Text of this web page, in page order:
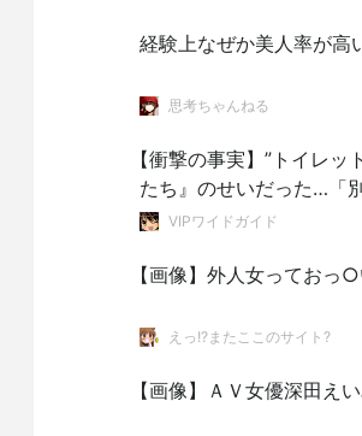
経験上なぜか美人率が高
思考ちゃんねる
【衝撃の事実】”トイレ
たち』のせいだった…「
VIPワイドガイド
【画像】外人女っておっ
えっ!?またここのサイト?
【画像】ＡＶ女優深田え